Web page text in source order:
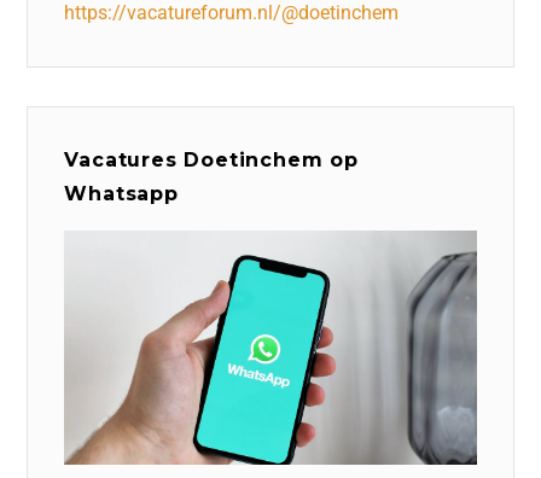
https://vacatureforum.nl/@doetinchem
Vacatures Doetinchem op
Whatsapp